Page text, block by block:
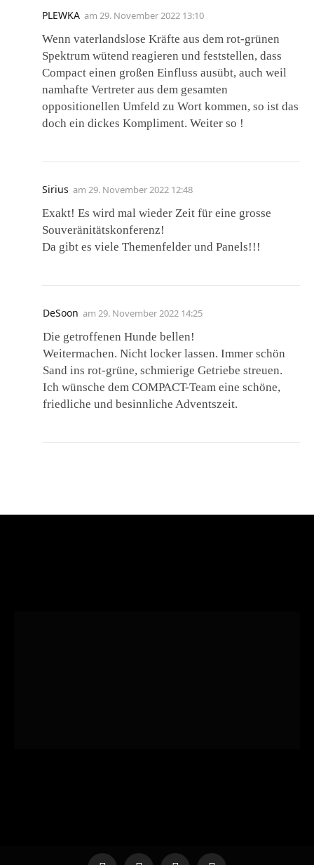
PLEWKA am 29. November 2022 13:10
Wenn vaterlandslose Kräfte aus dem rot-grünen
Spektrum wütend reagieren und feststellen, dass
Compact einen großen Einfluss ausübt, auch weil
namhafte Vertreter aus dem gesamten
oppositionellen Umfeld zu Wort kommen, so ist das
doch ein dickes Kompliment. Weiter so !
Sirius am 29. November 2022 12:48
Exakt! Es wird mal wieder Zeit für eine grosse
Souveränitätskonferenz!
Da gibt es viele Themenfelder und Panels!!!
DeSoon am 29. November 2022 14:25
Die getroffenen Hunde bellen!
Weitermachen. Nicht locker lassen. Immer schön
Sand ins rot-grüne, schmierige Getriebe streuen.
Ich wünsche dem COMPACT-Team eine schöne,
friedliche und besinnliche Adventszeit.